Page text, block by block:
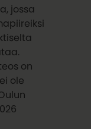
jossa
on
ole